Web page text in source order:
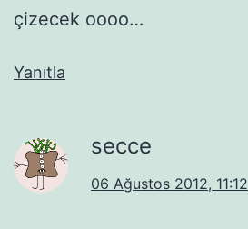
çizecek oooo…
Yanıtla
secce
06 Ağustos 2012, 11:12